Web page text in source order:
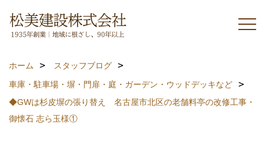
ホーム
スタッフブログ
車庫・駐車場・塀・門扉・庭・ガーデン・ウッドデッキなど
◆GWは杉皮塀の張り替え 名古屋市北区の老舗料亭の改修工事・
御懐石 志ら玉様①